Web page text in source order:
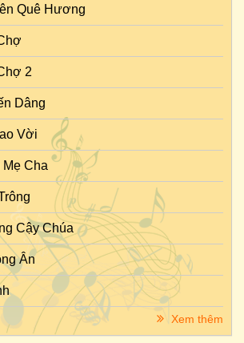
Quê Hương
2
Dâng
Vời
Cha
Cậy Chúa
Ân
Xem thêm